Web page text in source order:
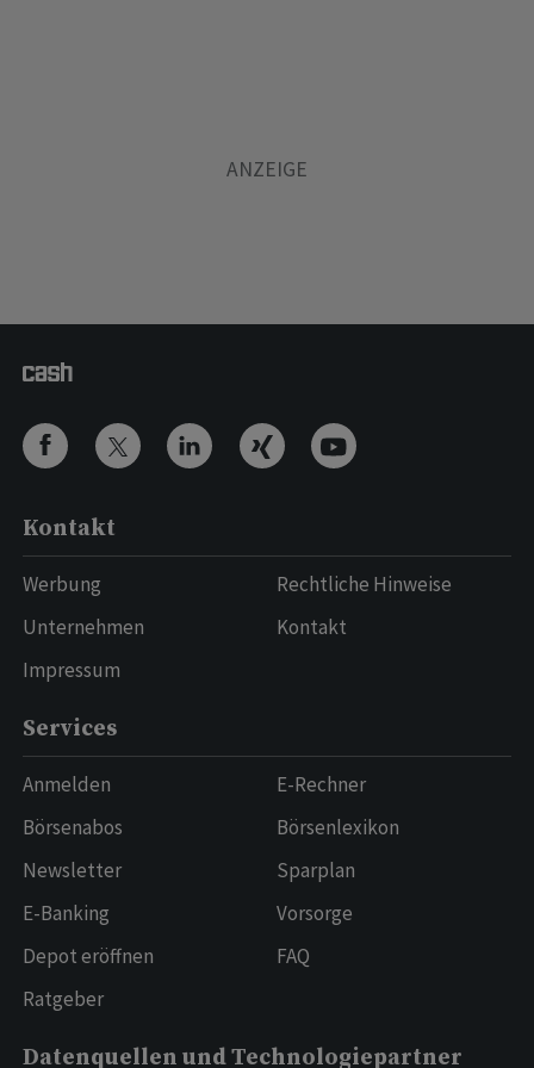
Kontakt
Werbung
Unternehmen
Impressum
Rechtliche Hinweise
Kontakt
Services
Anmelden
Börsenabos
Newsletter
E-Banking
Depot eröffnen
Ratgeber
E-Rechner
Börsenlexikon
Sparplan
Vorsorge
FAQ
Datenquellen und Technologiepartner